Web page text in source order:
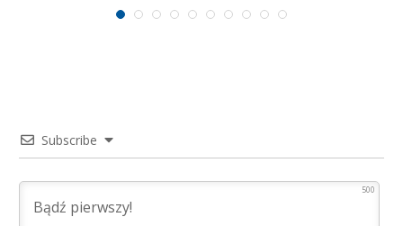
Subscribe
500